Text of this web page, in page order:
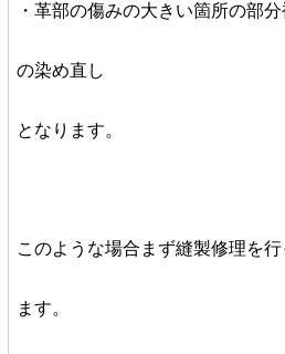
・革部の傷みの大きい箇所の部
の染め直し
となります。
このような場合まず縫製修理を
ます。